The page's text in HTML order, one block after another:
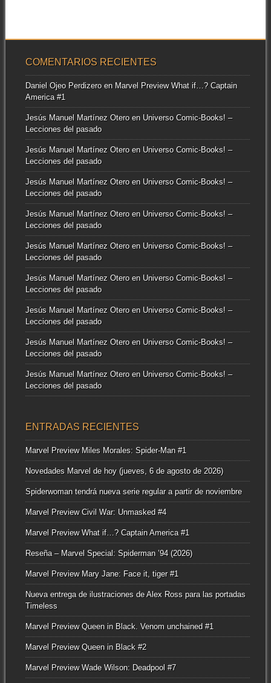
COMENTARIOS RECIENTES
Daniel Ojeo Perdizeroen Marvel Preview What if…? Captain
America #1
Jesús Manuel Martínez Oteroen Universo Comic-Books! –
Lecciones del pasado
Jesús Manuel Martínez Oteroen Universo Comic-Books! –
Lecciones del pasado
Jesús Manuel Martínez Oteroen Universo Comic-Books! –
Lecciones del pasado
Jesús Manuel Martínez Oteroen Universo Comic-Books! –
Lecciones del pasado
Jesús Manuel Martínez Oteroen Universo Comic-Books! –
Lecciones del pasado
Jesús Manuel Martínez Oteroen Universo Comic-Books! –
Lecciones del pasado
Jesús Manuel Martínez Oteroen Universo Comic-Books! –
Lecciones del pasado
Jesús Manuel Martínez Oteroen Universo Comic-Books! –
Lecciones del pasado
Jesús Manuel Martínez Oteroen Universo Comic-Books! –
Lecciones del pasado
ENTRADAS RECIENTES
Marvel Preview Miles Morales: Spider-Man #1
Novedades Marvel de hoy (jueves, 6 de agosto de 2026)
Spiderwoman tendrá nueva serie regular a partir de noviembre
Marvel Preview Civil War: Unmasked #4
Marvel Preview What if…? Captain America #1
Reseña – Marvel Special: Spiderman ’94 (2026)
Marvel Preview Mary Jane: Face it, tiger #1
Nueva entrega de ilustraciones de Alex Ross para las portadas
Timeless
Marvel Preview Queen in Black. Venom unchained #1
Marvel Preview Queen in Black #2
Marvel Preview Wade Wilson: Deadpool #7